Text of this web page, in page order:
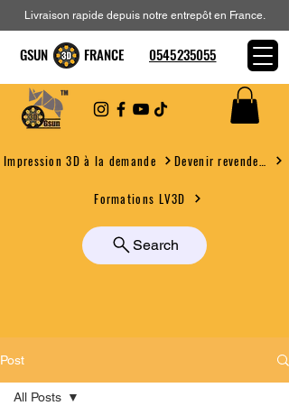
Impression 3D à la demande
Formations LV3D
Search
Livraison rapide depuis notre entrepôt en France.
GSUN FRANCE 0545235055
Post
All Posts